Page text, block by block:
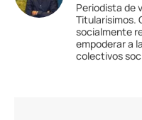
Periodista de
Titularísimos.
socialmente
empoderar a
colectivos